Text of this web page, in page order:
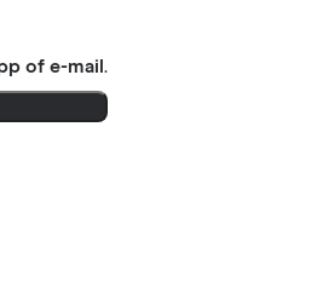
of e-mail.